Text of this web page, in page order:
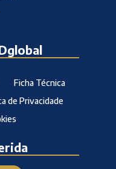
Ficha Técnica
de Privacidade